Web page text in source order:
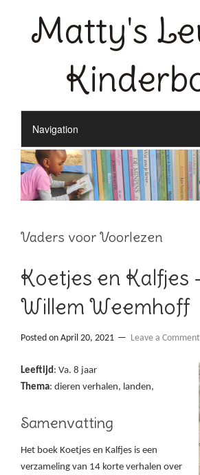
Matty's
Vaders voor Voorlezen
Koetjes en Kalfjes
Willem Weemhoff
Posted on April 20, 2021 Leave a Comment
Leeftijd: Va. 8 jaar
Thema: dieren verhalen, landen,
Samenvatting
Het boek Koetjes en Kalfjes is een
verzameling van 14 korte verhalen over